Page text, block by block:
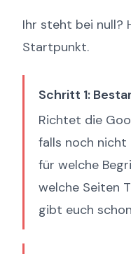
Ihr steht bei null?
Startpunkt.
Schritt 1:
Richtet die
falls noch nicht
für welche
welche Seiten
gibt euch